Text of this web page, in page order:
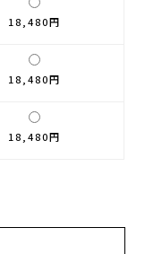
18,480円
18,480円
18,480円